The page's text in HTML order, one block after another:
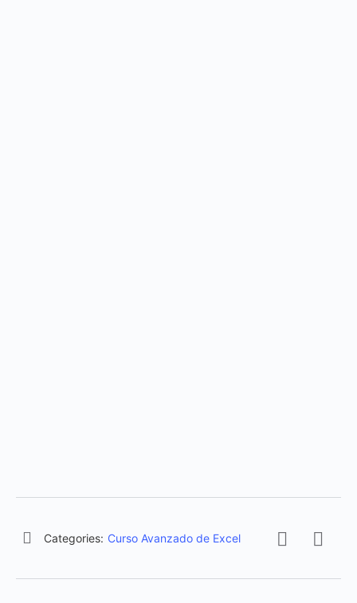
Categories: Curso Avanzado de Excel